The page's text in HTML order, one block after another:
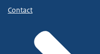
Contact